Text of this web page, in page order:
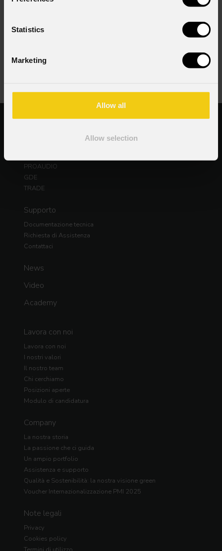
Statistics
Marketing
Allow all
Allow selection
Ho letto l'informativa ai sensi dell'art. 13 del GDPR;
acconsento al trattamento ai sensi dell'art. 6 del
GDPR (Privacy Policy).
Prodotti
PROAUDIO
GDE
TRADE
Supporto
Documentazione tecnica
Richiesta di Assistenza
Contattaci
News
Video
Academy
Lavora con noi
Lavora con noi
I nostri valori
Il nostro team
Chi cerchiamo
Posizioni aperte
Modulo di candidatura
Company
La nostra storia
La passione che ci guida
Un ampio portfolio
Assistenza e supporto
Qualità e Sostenibilità: la nostra visione green
Voucher Internazionalizzazione PMI 2025
Note legali
Privacy
Cookies policy